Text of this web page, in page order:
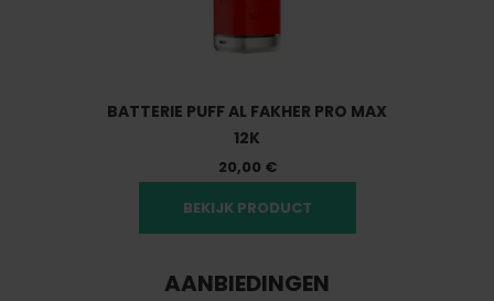
BATTERIE PUFF AL FAKHER PRO MAX
12K
20,00 €
BEKIJK PRODUCT
AANBIEDINGEN